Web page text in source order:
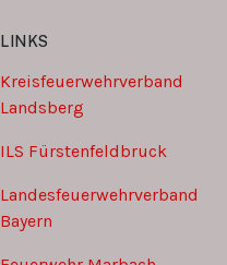
LINKS
Kreisfeuerwehrverband
Landsberg
ILS Fürstenfeldbruck
Landesfeuerwehrverband
Bayern